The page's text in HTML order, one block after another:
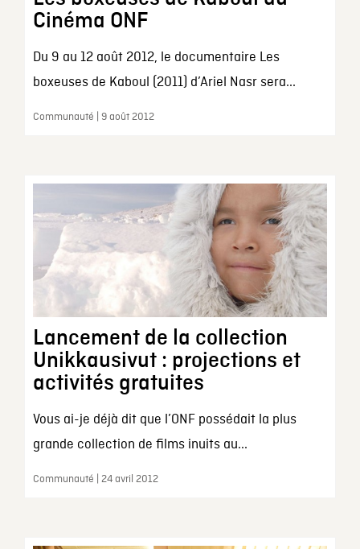
Cinéma ONF
Du 9 au 12 août 2012, le documentaire Les
boxeuses de Kaboul (2011) d’Ariel Nasr sera...
Communauté | 9 août 2012
Lancement de la collection
Unikkausivut : projections et
activités gratuites
Vous ai-je déjà dit que l’ONF possédait la plus
grande collection de films inuits au...
Communauté | 24 avril 2012